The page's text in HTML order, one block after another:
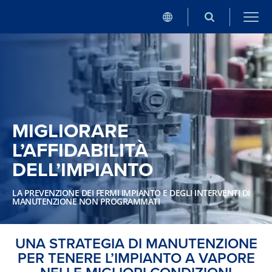
MIGLIORARE
L’AFFIDABILITÀ
DELL’IMPIANTO
LA PREVENZIONE DEI FERMI IMPIANTO E DEGLI INTERVENTI DI
MANUTENZIONE NON PROGRAMMATI
UNA STRATEGIA DI MANUTENZIONE
PER TENERE L’IMPIANTO A VAPORE